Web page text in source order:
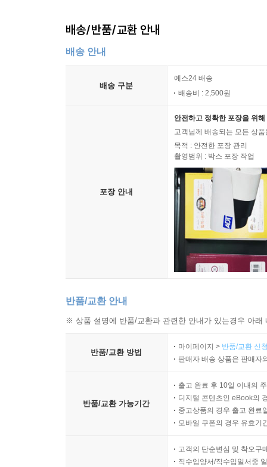
배송/반품/교환 안내
배송 안내
배송 구분
예스24 배송
배송비 : 2,500원
포장 안내
안전하고 정확한 포장을 위
고객님께 배송되는 모든 상
목적 : 안전한 포장 관리
촬영범위 : 박스 포장 작업
반품/교환 안내
※ 상품 설명에 반품/교환과 관련한 안내가 있는경우 아
반품/교환 방법
마이페이지 > 반품/교환 신
판매자 배송 상품은 판매자
반품/교환 가능기간
출고 완료 후 10일 이내의
디지털 콘텐츠인 eBook의
중고상품의 경우 출고 완료
모바일 쿠폰의 경우 유효기
고객의 단순변심 및 착오구
직수입양서/직수입일서중